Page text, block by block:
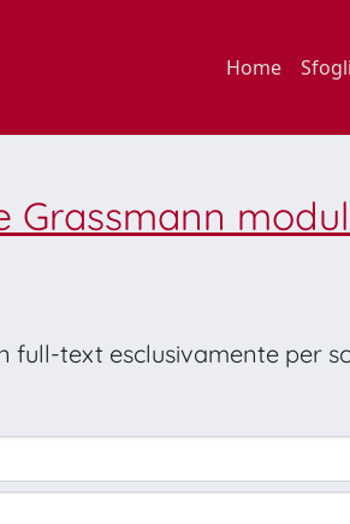
Home
Grassmann
text esclusivamente per